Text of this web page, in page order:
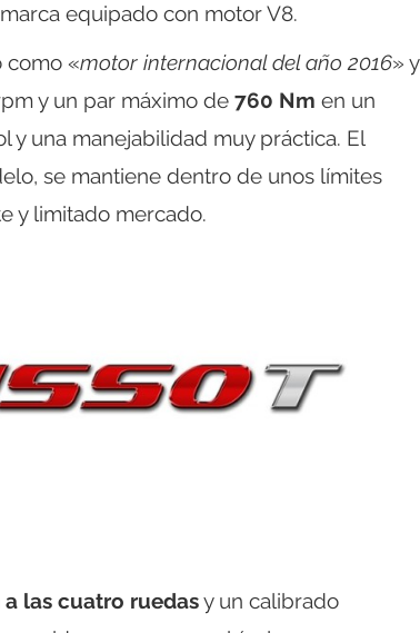
equipado con motor V8.
como «motor internacional del año 2016» y
y un par máximo de 760 Nm en un
y una manejabilidad muy práctica. El
se mantiene dentro de unos límites
y limitado mercado.
las cuatro ruedasy un calibrado